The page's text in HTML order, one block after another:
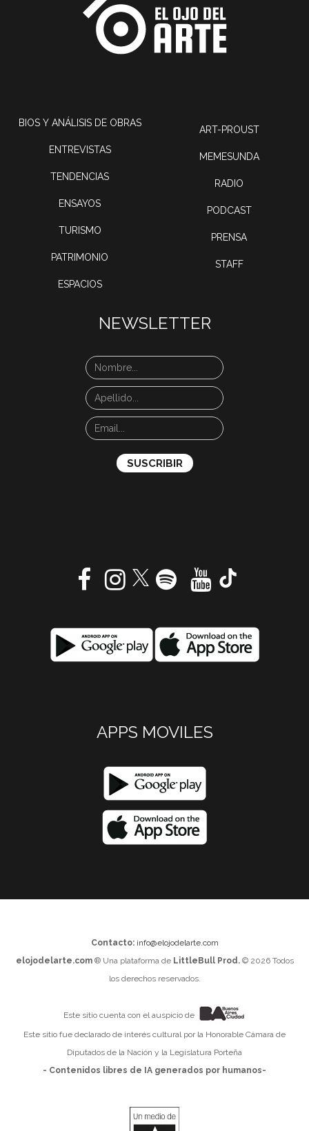
BIOS Y ANÁLISIS DE OBRAS
ENTREVISTAS
TENDENCIAS
ENSAYOS
TURISMO
PATRIMONIO
ESPACIOS
ART-PROUST
MEMESUNDA
RADIO
PODCAST
PRENSA
STAFF
NEWSLETTER
APPS MOVILES
Contacto: info@elojodelarte.com
elojodelarte.com® Una plataforma de LittleBull Prod.© 2026 Todos
los derechos reservados.
Este sitio cuenta con el auspicio de
Este sitio fue declarado de interés cultural por la Honorable Cámara de
Diputados de la Nación y la Legislatura Porteña
- Contenidos libres de IA generados por humanos-